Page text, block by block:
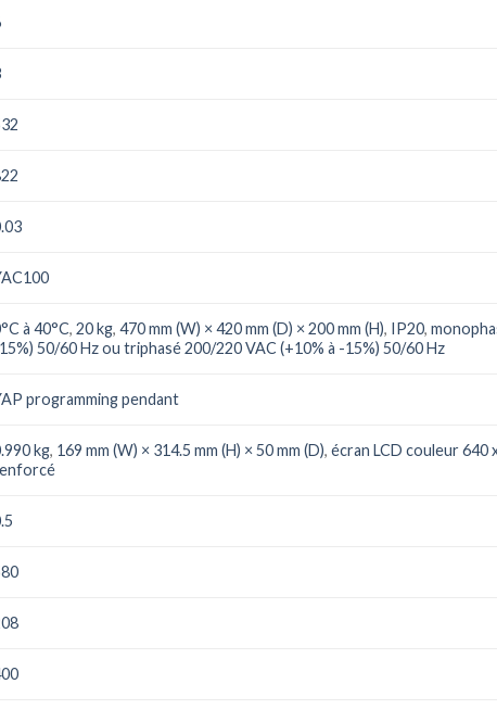
à 40°C,20 kg,470 mm (W) × 420 mm (D) × 200 mm (H), IP20,
50/60 Hz ou triphasé 200/220 VAC (+10% à -15%) 50/60 Hz
programming pendant
kg, 169 mm (W) × 314.5 mm (H) × 50 mm (D),écran LCD couleur 640